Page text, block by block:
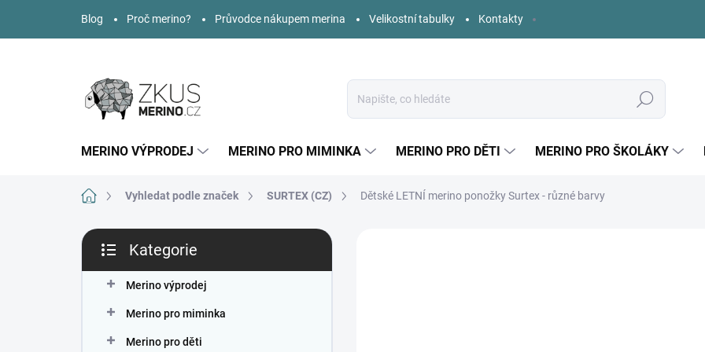
obsah
Blog Proč merino? Průvodce nákupem merina Velikostní tabulky Kontakty
Hledat
MERINO VÝPRODEJ MERINO PRO MIMINKA MERINO PRO DĚTI MERINO PRO ŠKOLÁKY
Domů Vyhledat podle značek SURTEX (CZ) Dětské LETNÍ merino ponožky Surtex - různé barvy
P
s
kategorie
Kategorie
Merino výprodej
Merino pro miminka
Merino pro děti